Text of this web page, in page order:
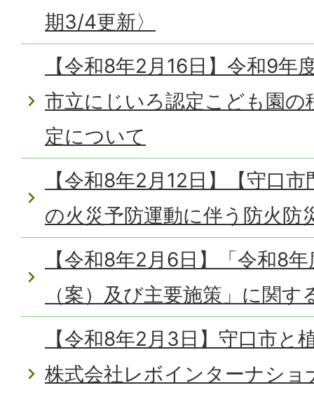
期3/4更新〉
【令和8年2月16日】令和9年
市立にじいろ認定こども園の
定について
【令和8年2月12日】【守口
の火災予防運動に伴う防火防
【令和8年2月6日】「令和8
（案）及び主要施策」に関
【令和8年2月3日】守口市と
株式会社レボインターナショ